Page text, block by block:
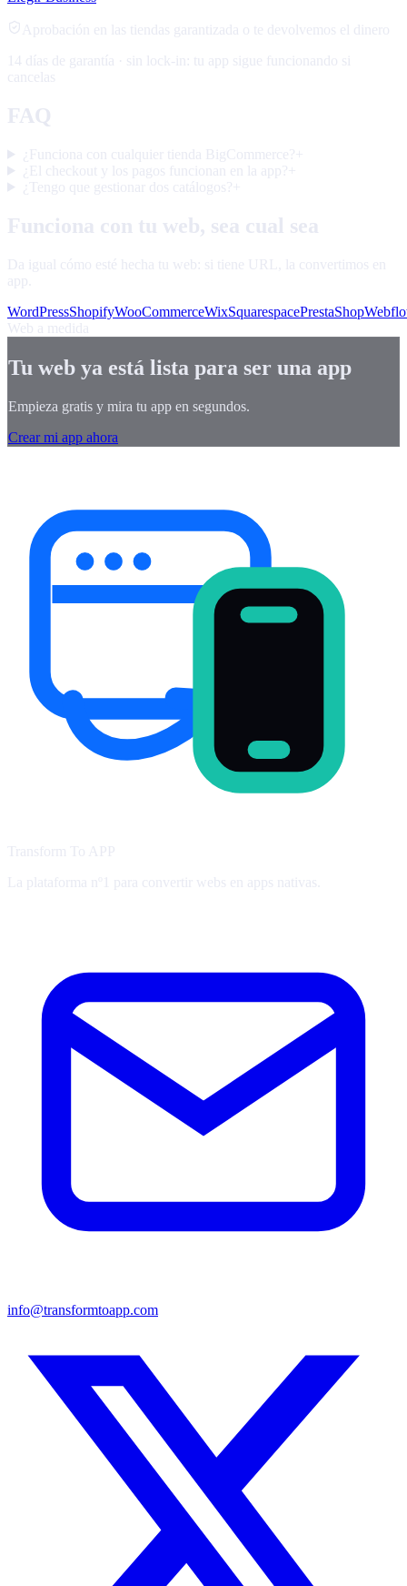
Aprobación en las tiendas garantizada o te devolvemos el dinero
14 días de garantía · sin lock-in: tu app sigue funcionando si
cancelas
FAQ
¿Funciona con cualquier tienda BigCommerce? +
¿El checkout y los pagos funcionan en la app? +
¿Tengo que gestionar dos catálogos? +
Funciona con tu web, sea cual sea
Da igual cómo esté hecha tu web: si tiene URL, la convertimos en
app.
WordPressShopifyWooCommerceWixSquarespacePrestaShop
Web a medida
Tu web ya está lista para ser una app
Empieza gratis y mira tu app en segundos.
Crear mi app ahora
Transform To APP
La plataforma nº1 para convertir webs en apps nativas.
info@transformtoapp.com